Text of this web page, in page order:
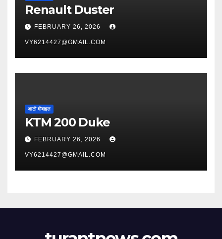
Renault Duster
FEBRUARY 26, 2026
VY6214427@GMAIL.COM
आटो मोबाइल
KTM 200 Duke
FEBRUARY 26, 2026
VY6214427@GMAIL.COM